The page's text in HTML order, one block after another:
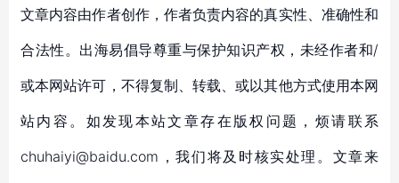
文章内容由作者创作，作者负责内容的真实性、准确性和
合法性。出海易倡导尊重与保护知识产权，未经作者和/
或本网站许可，不得复制、转载、或以其他方式使用本网
站内容。如发现本站文章存在版权问题，烦请联系
chuhaiyi@baidu.com，我们将及时核实处理。文章来